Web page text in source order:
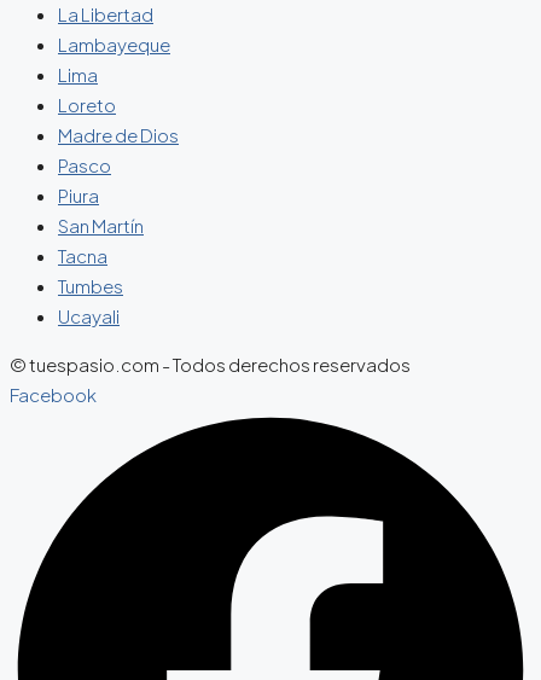
La Libertad
Lambayeque
Lima
Loreto
Madre de Dios
Pasco
Piura
San Martín
Tacna
Tumbes
Ucayali
© tuespasio.com - Todos derechos reservados
Facebook